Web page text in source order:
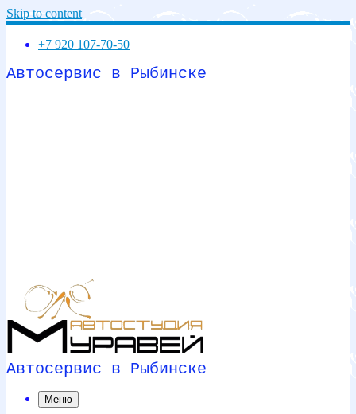
Skip to content
+7 920 107-70-50
Автосервис в Рыбинске
Автосервис в Рыбинске
Меню